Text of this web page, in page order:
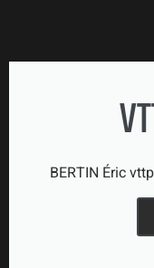
BERTIN Éric